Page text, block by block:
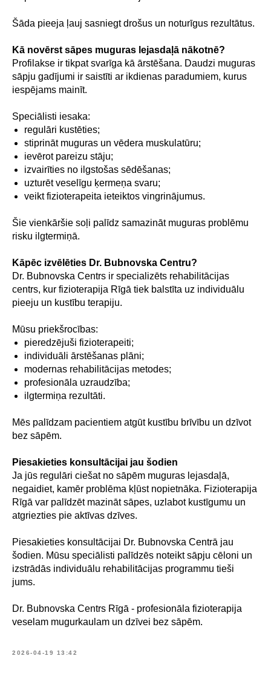
Šāda pieeja ļauj sasniegt drošus un noturīgus rezultātus.
Kā novērst sāpes muguras lejasdaļā nākotnē?
Profilakse ir tikpat svarīga kā ārstēšana. Daudzi muguras
sāpju gadījumi ir saistīti ar ikdienas paradumiem, kurus
iespējams mainīt.
Speciālisti iesaka:
regulāri kustēties;
stiprināt muguras un vēdera muskulatūru;
ievērot pareizu stāju;
izvairīties no ilgstošas sēdēšanas;
uzturēt veselīgu ķermeņa svaru;
veikt fizioterapeita ieteiktos vingrinājumus.
Šie vienkāršie soļi palīdz samazināt muguras problēmu
risku ilgtermiņā.
Kāpēc izvēlēties Dr. Bubnovska Centru?
Dr. Bubnovska Centrs ir specializēts rehabilitācijas
centrs, kur fizioterapija Rīgā tiek balstīta uz individuālu
pieeju un kustību terapiju.
Mūsu priekšrocības:
pieredzējuši fizioterapeiti;
individuāli ārstēšanas plāni;
modernas rehabilitācijas metodes;
profesionāla uzraudzība;
ilgtermiņa rezultāti.
Mēs palīdzam pacientiem atgūt kustību brīvību un dzīvot
bez sāpēm.
Piesakieties konsultācijai jau šodien
Ja jūs regulāri ciešat no sāpēm muguras lejasdaļā,
negaidiet, kamēr problēma kļūst nopietnāka. Fizioterapija
Rīgā var palīdzēt mazināt sāpes, uzlabot kustīgumu un
atgriezties pie aktīvas dzīves.
Piesakieties konsultācijai Dr. Bubnovska Centrā jau
šodien. Mūsu speciālisti palīdzēs noteikt sāpju cēloni un
izstrādās individuālu rehabilitācijas programmu tieši
jums.
Dr. Bubnovska Centrs Rīgā - profesionāla fizioterapija
veselam mugurkaulam un dzīvei bez sāpēm.
2026-04-19 13:42